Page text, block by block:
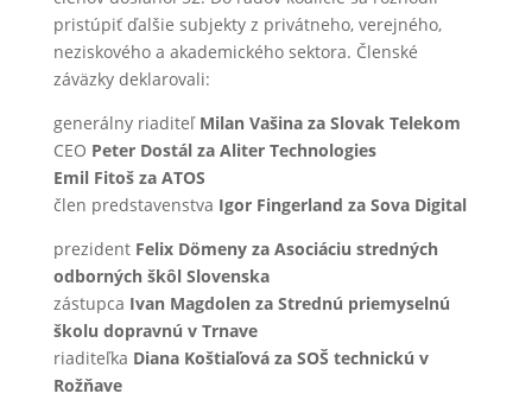
pristúpiť ďalšie subjekty z privátneho, verejného,
neziskového a akademického sektora. Členské
záväzky deklarovali:
generálny riaditeľ Milan Vašina za Slovak Telekom
CEO Peter Dostál za Aliter Technologies
Emil Fitoš za ATOS
člen predstavenstva Igor Fingerland za Sova Digital
prezident Felix Dömeny za Asociáciu stredných
odborných škôl Slovenska
zástupca Ivan Magdolen za Strednú priemyselnú
školu dopravnú v Trnave
riaditeľka Diana Koštiaľová za SOŠ technickú v
Rožňave